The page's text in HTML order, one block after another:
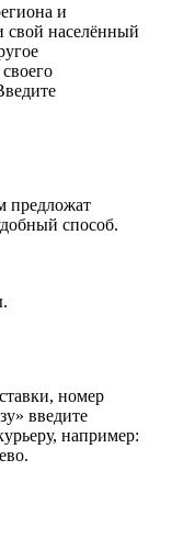
и
свой населённый
предложат
способ.
номер
введите
например: